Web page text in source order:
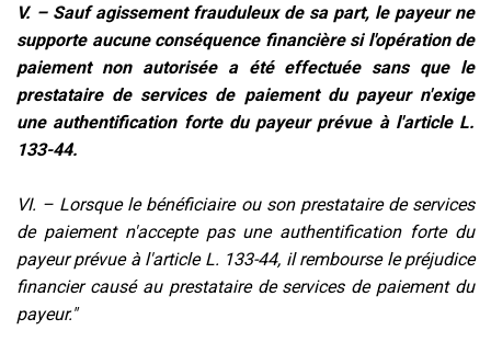
V. – Sauf agissement frauduleux de sa part, le payeur ne
supporte aucune conséquence financière si l'opération de
paiement non autorisée a été effectuée sans que le
prestataire de services de paiement du payeur n'exige
une authentification forte du payeur prévue à l'article L.
133-44.
VI. – Lorsque le bénéficiaire ou son prestataire de services
de paiement n'accepte pas une authentification forte du
payeur prévue à l'article L. 133-44, il rembourse le préjudice
financier causé au prestataire de services de paiement du
payeur."